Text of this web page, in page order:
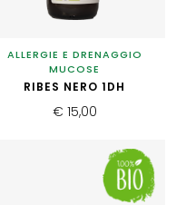
ALLERGIE E DRENAGGIO
MUCOSE
RIBES NERO 1DH
€ 15,00